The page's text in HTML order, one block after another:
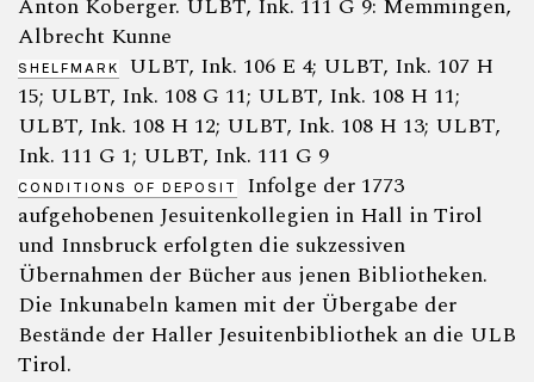
Anton Koberger. ULBT, Ink. 111 G 9: Memmingen,
Albrecht Kunne
SHELFMARK
ULBT, Ink. 106 E 4; ULBT, Ink. 107 H
15; ULBT, Ink. 108 G 11; ULBT, Ink. 108 H 11;
ULBT, Ink. 108 H 12; ULBT, Ink. 108 H 13; ULBT,
Ink. 111 G 1; ULBT, Ink. 111 G 9
CONDITIONS OF DEPOSIT
Infolge der 1773
aufgehobenen Jesuitenkollegien in Hall in Tirol
und Innsbruck erfolgten die sukzessiven
Übernahmen der Bücher aus jenen Bibliotheken.
Die Inkunabeln kamen mit der Übergabe der
Bestände der Haller Jesuitenbibliothek an die ULB
Tirol.